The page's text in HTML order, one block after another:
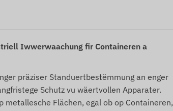
Iwwerwaachung fir Containeren a
präziser Standuertbestëmmung an enger
Schutz vu wäertvollen Apparater.
Flächen, egal ob op Containeren,